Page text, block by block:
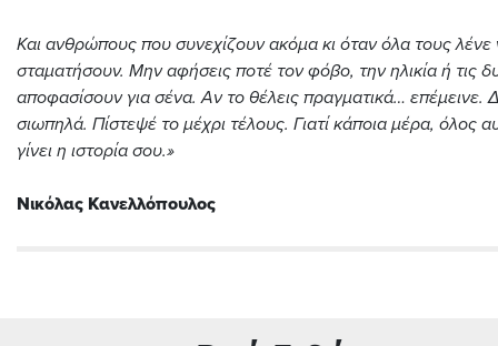
Και ανθρώπους που συνεχίζουν ακόμα κι όταν όλα τους λένε
σταματήσουν. Μην αφήσεις ποτέ τον φόβο, την ηλικία ή τις
αποφασίσουν για σένα. Αν το θέλεις πραγματικά… επέμεινε.
σιωπηλά. Πίστεψέ το μέχρι τέλους. Γιατί κάποια μέρα, όλος
γίνει η ιστορία σου.»
Νικόλας Κανελλόπουλος